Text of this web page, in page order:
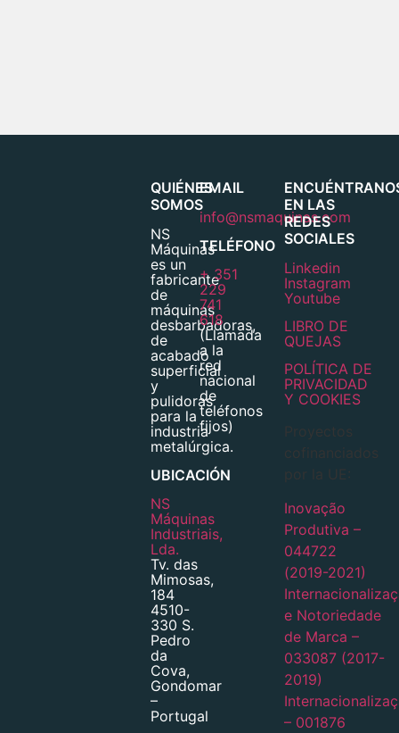
QUIÉNES
SOMOS
NS
Máquinas
es un
fabricante
de
máquinas
desbarbadoras,
de
acabado
superficial
y
pulidoras
para la
industria
metalúrgica.
UBICACIÓN
NS
Máquinas
Industriais,
Lda.
Tv. das
Mimosas,
184
4510-
330 S.
Pedro
da
Cova,
Gondomar
–
Portugal
EMAIL
info@nsmaquinas.com
TELÉFONO
+ 351
229
741
618
(Llamada
a la
red
nacional
de
teléfonos
fijos)
EN LAS
REDES
SOCIALES
Linkedin
Instagram
Youtube
LIBRO DE
QUEJAS
POLÍTICA DE
PRIVACIDAD
Y COOKIES
Proyectos
cofinanciados
por la UE:
Inovação
Produtiva –
044722
(2019-2021)
e Notoriedade
de Marca –
033087 (2017-
2019)
– 001876